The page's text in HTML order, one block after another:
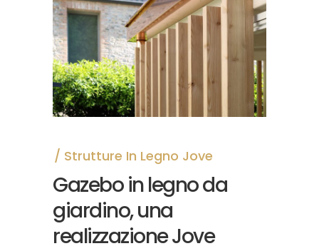
Strutture In Legno Jove
Gazebo in legno da
giardino, una
realizzazione Jove